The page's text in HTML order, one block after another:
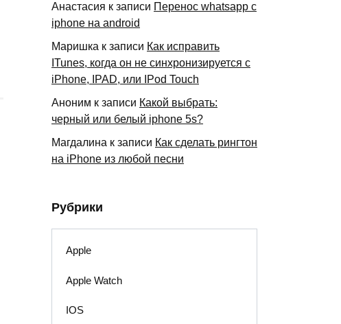
Анастасия к записи Перенос whatsapp с
iphone на android
Маришка к записи Как исправить
ITunes, когда он не синхронизируется с
iPhone, IPAD, или IPod Touch
Аноним к записи Какой выбрать:
черный или белый iphone 5s?
Магдалина к записи Как сделать рингтон
на iPhone из любой песни
Рубрики
Apple
Apple Watch
IOS